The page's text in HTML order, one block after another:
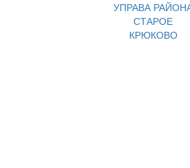
УПРАВА
СТАРОЕ
КРЮКОВО